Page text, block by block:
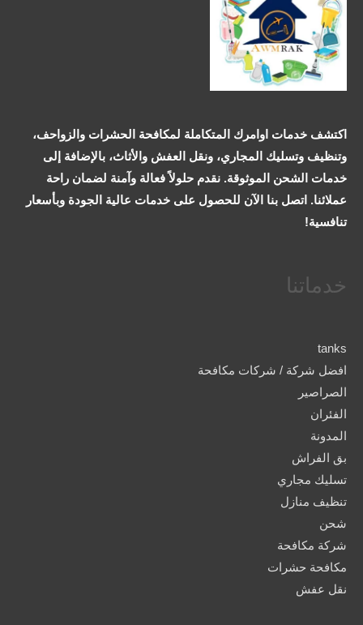
اكتشف خدمات اوامرك المتكاملة لمكافحة الحشرات والزواحف،
وتنظيف وتسليك المجاري، ونقل العفش والأثاث، بالإضافة إلى
خدمات الشحن الموثوقة. نقدم حلولاً فعالة وآمنة لضمان راحة
عملائنا. اتصل بنا الآن للحصول على خدمات عالية الجودة وبأسعار
تنافسية!
خدماتنا
tanks
افضل شركة / شركات مكافحة
الصراصير
الفئران
المدونة
بق الفراش
تسليك مجاري
تنظيف منازل
شحن
شركة مكافحة
مكافحة حشرات
نقل عفش